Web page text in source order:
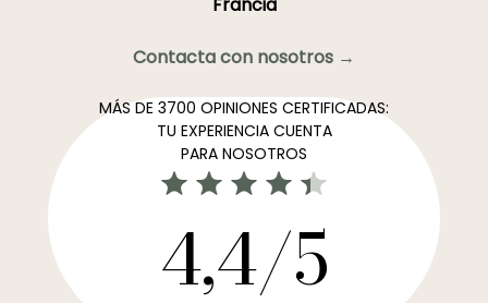
Contacta con nosotros →
MÁS DE 3700 OPINIONES CERTIFICADAS:
TU EXPERIENCIA CUENTA
PARA NOSOTROS
4,4/5